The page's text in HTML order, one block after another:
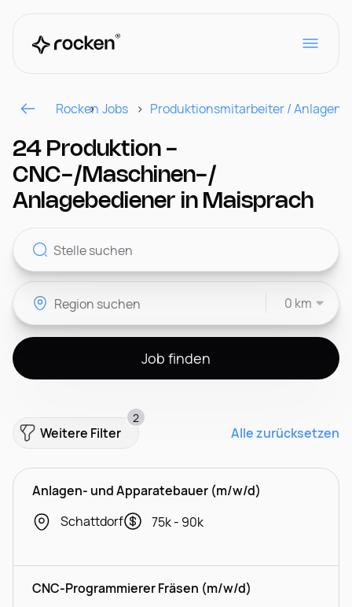
Für Arbeitgeber
Kontakt
Rocken Jobs Produktionsmitarbeiter /
24 Produktion -
CNC-/Maschinen-/
Anlagebediener in Maisprach
0 km
Job finden
Weitere Filter
2
Alle zurücksetzen
Anlagen- und Apparatebauer (m/w/d)
Schattdorf
75k - 90k
CNC-Programmierer Fräsen (m/w/d)